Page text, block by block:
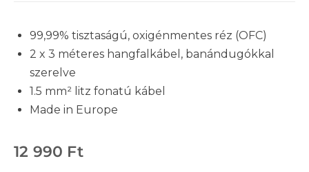
99,99% tisztaságú, oxigénmentes réz (OFC)
2 x 3 méteres hangfalkábel, banándugókkal
szerelve
1.5 mm² litz fonatú kábel
Made in Europe
12 990 Ft